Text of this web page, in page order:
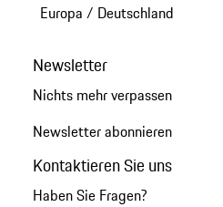
Europa / Deutschland
Newsletter
Nichts mehr verpassen
Newsletter abonnieren
Kontaktieren Sie uns
Haben Sie Fragen?